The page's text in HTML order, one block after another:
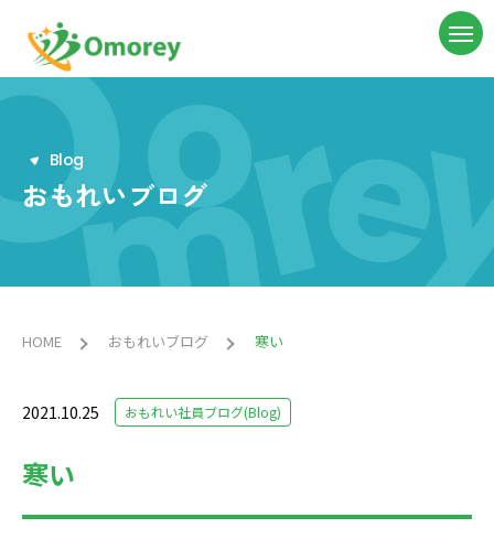
Blog
おもれいブログ
HOME おもれいブログ 寒い
2021.10.25 おもれい社員ブログ(Blog)
寒い